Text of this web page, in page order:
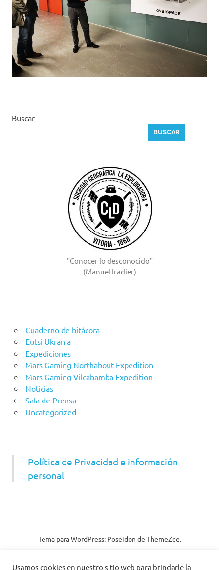
Buscar
BUSCAR
"Conocer lo desconocido"
(Manuel Iradier)
Cuaderno de bitácora
Eutsi Ukrania
Expediciones
Mars Gaming Northabout Expedition
Mars Gaming Vilcabamba Expedition
Noticias
Sala de Prensa
Uncategorized
Política de Privacidad e información
personal
Tema para WordPress: Poseidon de ThemeZee.
Usamos cookies en nuestro sitio web para brindarle la